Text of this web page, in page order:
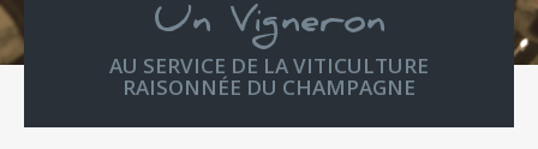
Un Vigneron
AU SERVICE DE LA VITICULTURE
RAISONNÉE DU CHAMPAGNE